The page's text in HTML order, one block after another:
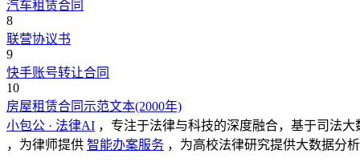
汽车租赁合同
8
联营协议书
9
快手账号转让合同
10
房屋租赁合同示范文本(2000年)
小包公 · 法律AI ，专注于法律与科技的深度融合，基于司法
，为律师提供 智能办案服务 ，为高校法律研究提供大数据分